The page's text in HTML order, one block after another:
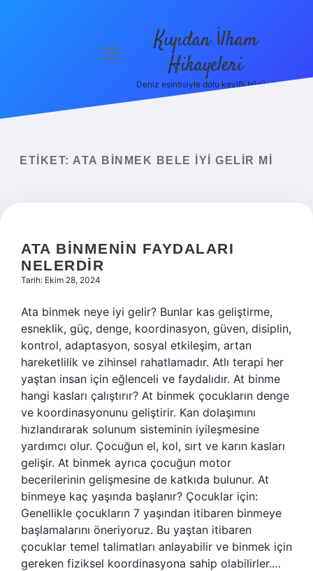
menüyü
Kıyıdan İlham
Hikayeleri
Deniz esintisiyle dolu keyifli bilgiler!
ETIKET: ATA BINMEK BELE IYI GELIR MI
ATA BINMENIN FAYDALARI
NELERDIR
Tarih: Ekim 28, 2024
Ata binmek neye iyi gelir? Bunlar kas geliştirme,
esneklik, güç, denge, koordinasyon, güven, disiplin,
kontrol, adaptasyon, sosyal etkileşim, artan
hareketlilik ve zihinsel rahatlamadır. Atlı terapi her
yaştan insan için eğlenceli ve faydalıdır. At binme
hangi kasları çalıştırır? At binmek çocukların denge
ve koordinasyonunu geliştirir. Kan dolaşımını
hızlandırarak solunum sisteminin iyileşmesine
yardımcı olur. Çocuğun el, kol, sırt ve karın kasları
gelişir. At binmek ayrıca çocuğun motor
becerilerinin gelişmesine de katkıda bulunur. At
binmeye kaç yaşında başlanır? Çocuklar için:
Genellikle çocukların 7 yaşından itibaren binmeye
başlamalarını öneriyoruz. Bu yaştan itibaren
çocuklar temel talimatları anlayabilir ve binmek için
gereken fiziksel koordinasyona sahip olabilirler.…